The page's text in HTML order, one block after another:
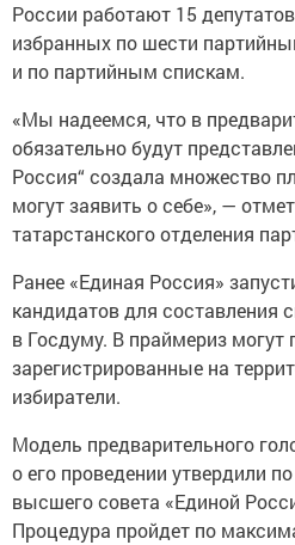
России работают 15
избранных по шести
и по партийным спискам.
«Мы надеемся, что в
обязательно будут
Россия“ создала множество
могут заявить о себе», —
татарстанского отделения
Ранее «Единая Россия»
кандидатов для составления
в Госдуму. В праймериз могут
зарегистрированные на
избиратели.
Модель предварительного
о его проведении утвердили
высшего совета «Единой
Процедура пройдет по